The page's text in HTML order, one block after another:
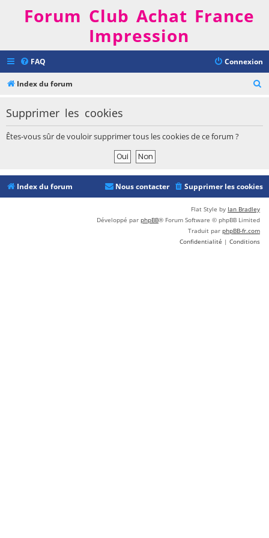
Forum Club Achat France
Impression
FAQ Connexion
Index du forum
c
Supprimer les cookies
Êtes-vous sûr de vouloir supprimer tous les cookies de ce forum ?
Index du forum Supprimer les cookies
Nous contacter
Flat Style by Ian Bradley
Développé par phpBB® Forum Software © phpBB Limited
Traduit par phpBB-fr.com
Confidentialité | Conditions